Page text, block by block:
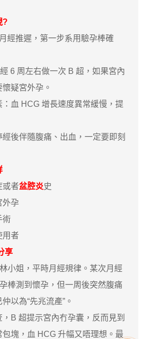
?
推遲，第一步系用驗孕棒確
周左右做一次 B 超，如果宮內
疑宮外孕。
HCG 增長速度異常緩慢，提
伴隨腹痛、出血，一定要即刻
者盆腔炎史
孕
者
享
姐，平時月經規律。某次月經
棒測到懷孕，但一周後突然腹痛
以為“先兆流產”。
超提示宮內冇孕囊，反而見到
塊，血 HCG 升幅又唔理想。最